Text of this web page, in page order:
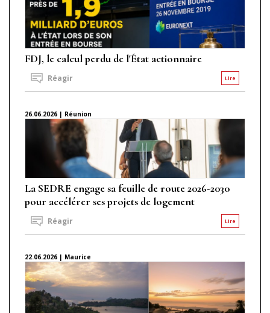
FDJ, le calcul perdu de l'État actionnaire
Lire
Réagir
26.06.2026 | Réunion
La SEDRE engage sa feuille de route 2026-2030
pour accélérer ses projets de logement
Lire
Réagir
22.06.2026 | Maurice